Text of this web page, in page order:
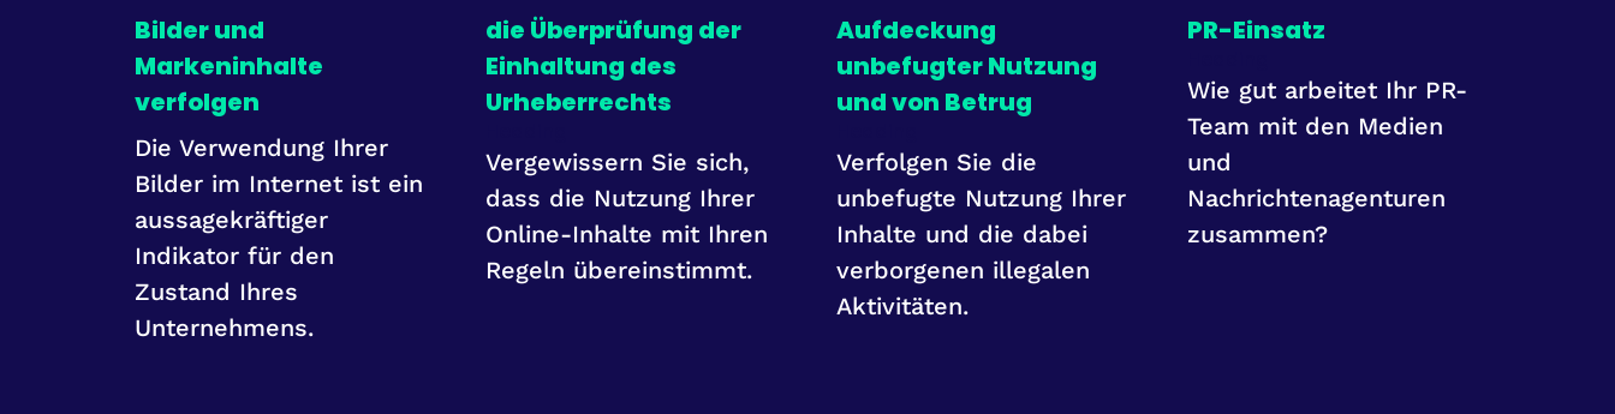
Bilder und
Markeninhalte
verfolgen
Die Verwendung Ihrer
Bilder im Internet ist ein
aussagekräftiger
Indikator für den
Zustand Ihres
Unternehmens.
die Überprüfung der
Einhaltung des
Urheberrechts
Vergewissern Sie sich,
dass die Nutzung Ihrer
Online-Inhalte mit Ihren
Regeln übereinstimmt.
Aufdeckung
unbefugter Nutzung
und von Betrug
Verfolgen Sie die
unbefugte Nutzung Ihrer
Inhalte und die dabei
verborgenen illegalen
Aktivitäten.
PR-Einsatz
Wie gut arbeitet Ihr PR-
Team mit den Medien
und
Nachrichtenagenturen
zusammen?